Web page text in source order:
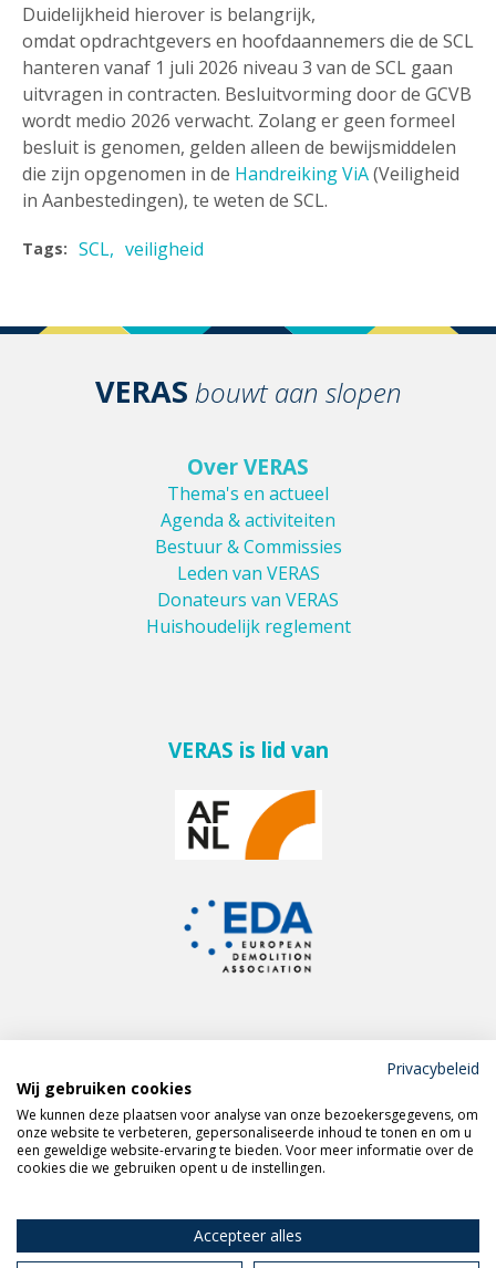
Duidelijkheid hierover is belangrijk,
omdat opdrachtgevers en hoofdaannemers die de SCL
hanteren vanaf 1 juli 2026 niveau 3 van de SCL gaan
uitvragen in contracten. Besluitvorming door de GCVB
wordt medio 2026 verwacht. Zolang er geen formeel
besluit is genomen, gelden alleen de bewijsmiddelen
die zijn opgenomen in de Handreiking ViA(Veiligheid
in Aanbestedingen), te weten de SCL.
Tags: SCL veiligheid
VERAS bouwt aan slopen
Over VERAS
Thema's en actueel
Agenda & activiteiten
Bestuur & Commissies
Leden van VERAS
Donateurs van VERAS
Huishoudelijk reglement
VERAS is lid van
Meld je aan voor de
VERAS nieuwsbrief
Volg VERAS op
Privacybeleid
Wij gebruiken cookies
We kunnen deze plaatsen voor analyse van onze bezoekersgegevens, om
onze website te verbeteren, gepersonaliseerde inhoud te tonen en om u
een geweldige website-ervaring te bieden. Voor meer informatie over de
cookies die we gebruiken opent u de instellingen.
Accepteer alles